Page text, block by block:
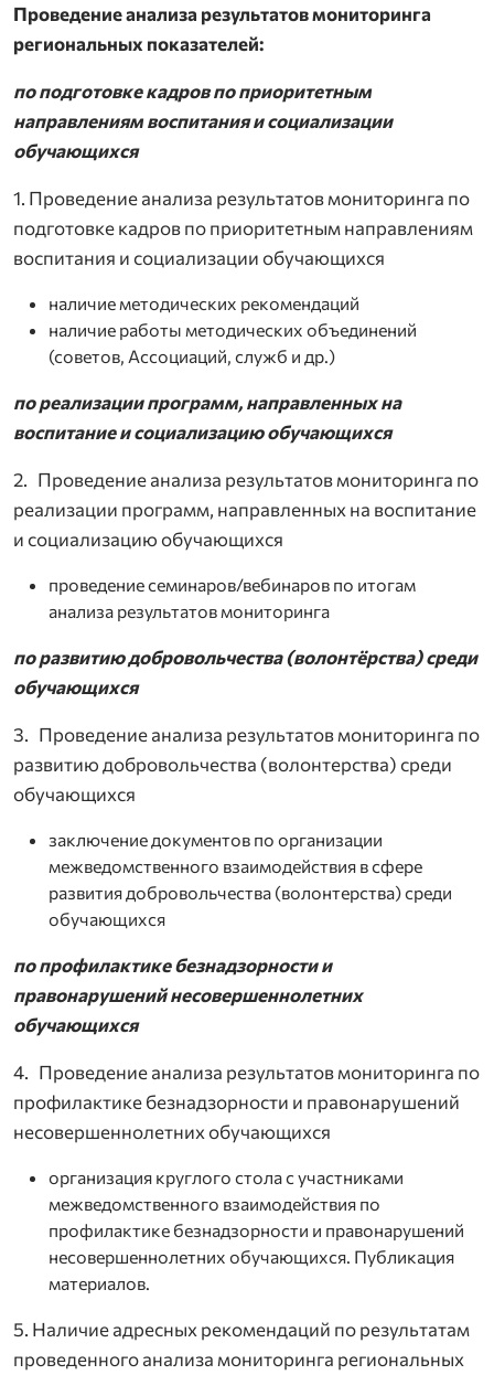
Проведение анализа результатов мониторинга
региональных показателей:
по подготовке кадров по приоритетным
направлениям воспитания и социализации
обучающихся
1. Проведение анализа результатов мониторинга по
подготовке кадров по приоритетным направлениям
воспитания и социализации обучающихся
наличие методических рекомендаций
наличие работы методических объединений
(советов, Ассоциаций, служб и др.)
по реализации программ, направленных на
воспитание и социализацию обучающихся
2. Проведение анализа результатов мониторинга по
реализации программ, направленных на воспитание
и социализацию обучающихся
проведение семинаров/вебинаров по итогам
анализа результатов мониторинга
по развитию добровольчества (волонтёрства) среди
обучающихся
3. Проведение анализа результатов мониторинга по
развитию добровольчества (волонтерства) среди
обучающихся
заключение документов по организации
межведомственного взаимодействия в сфере
развития добровольчества (волонтерства) среди
обучающихся
по профилактике безнадзорности и
правонарушений несовершеннолетних
обучающихся
4. Проведение анализа результатов мониторинга по
профилактике безнадзорности и правонарушений
несовершеннолетних обучающихся
организация круглого стола с участниками
межведомственного взаимодействия по
профилактике безнадзорности и правонарушений
несовершеннолетних обучающихся. Публикация
материалов.
5. Наличие адресных рекомендаций по результатам
проведенного анализа мониторинга региональных